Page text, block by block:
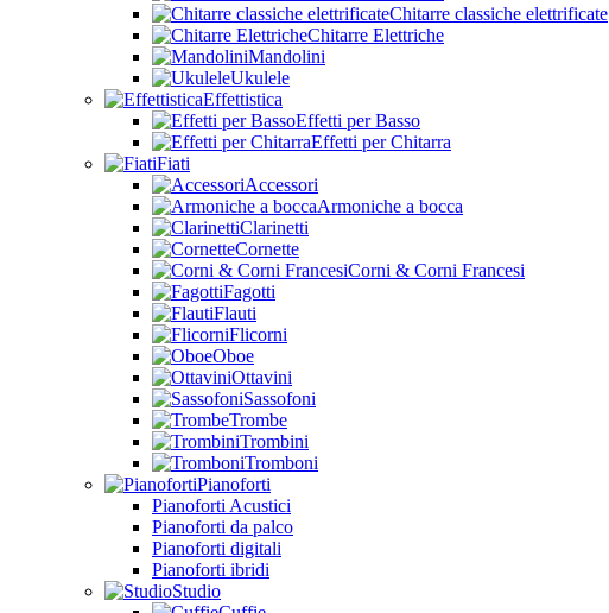
Chitarre classiche elettrificate
Chitarre Elettriche
Mandolini
Ukulele
Effettistica
Effetti per Basso
Effetti per Chitarra
Fiati
Accessori
Armoniche a bocca
Clarinetti
Cornette
Corni & Corni Francesi
Fagotti
Flauti
Flicorni
Oboe
Ottavini
Sassofoni
Trombe
Trombini
Tromboni
Pianoforti
Pianoforti Acustici
Pianoforti da palco
Pianoforti digitali
Pianoforti ibridi
Studio